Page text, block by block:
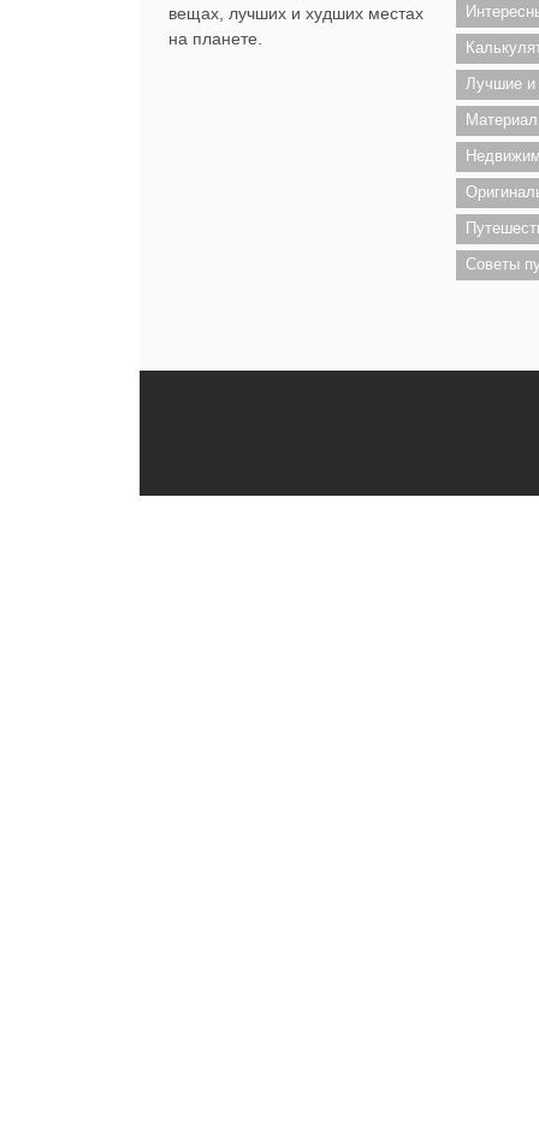
вещах, лучших и худших местах
на планете.
Лучшие и
Советы